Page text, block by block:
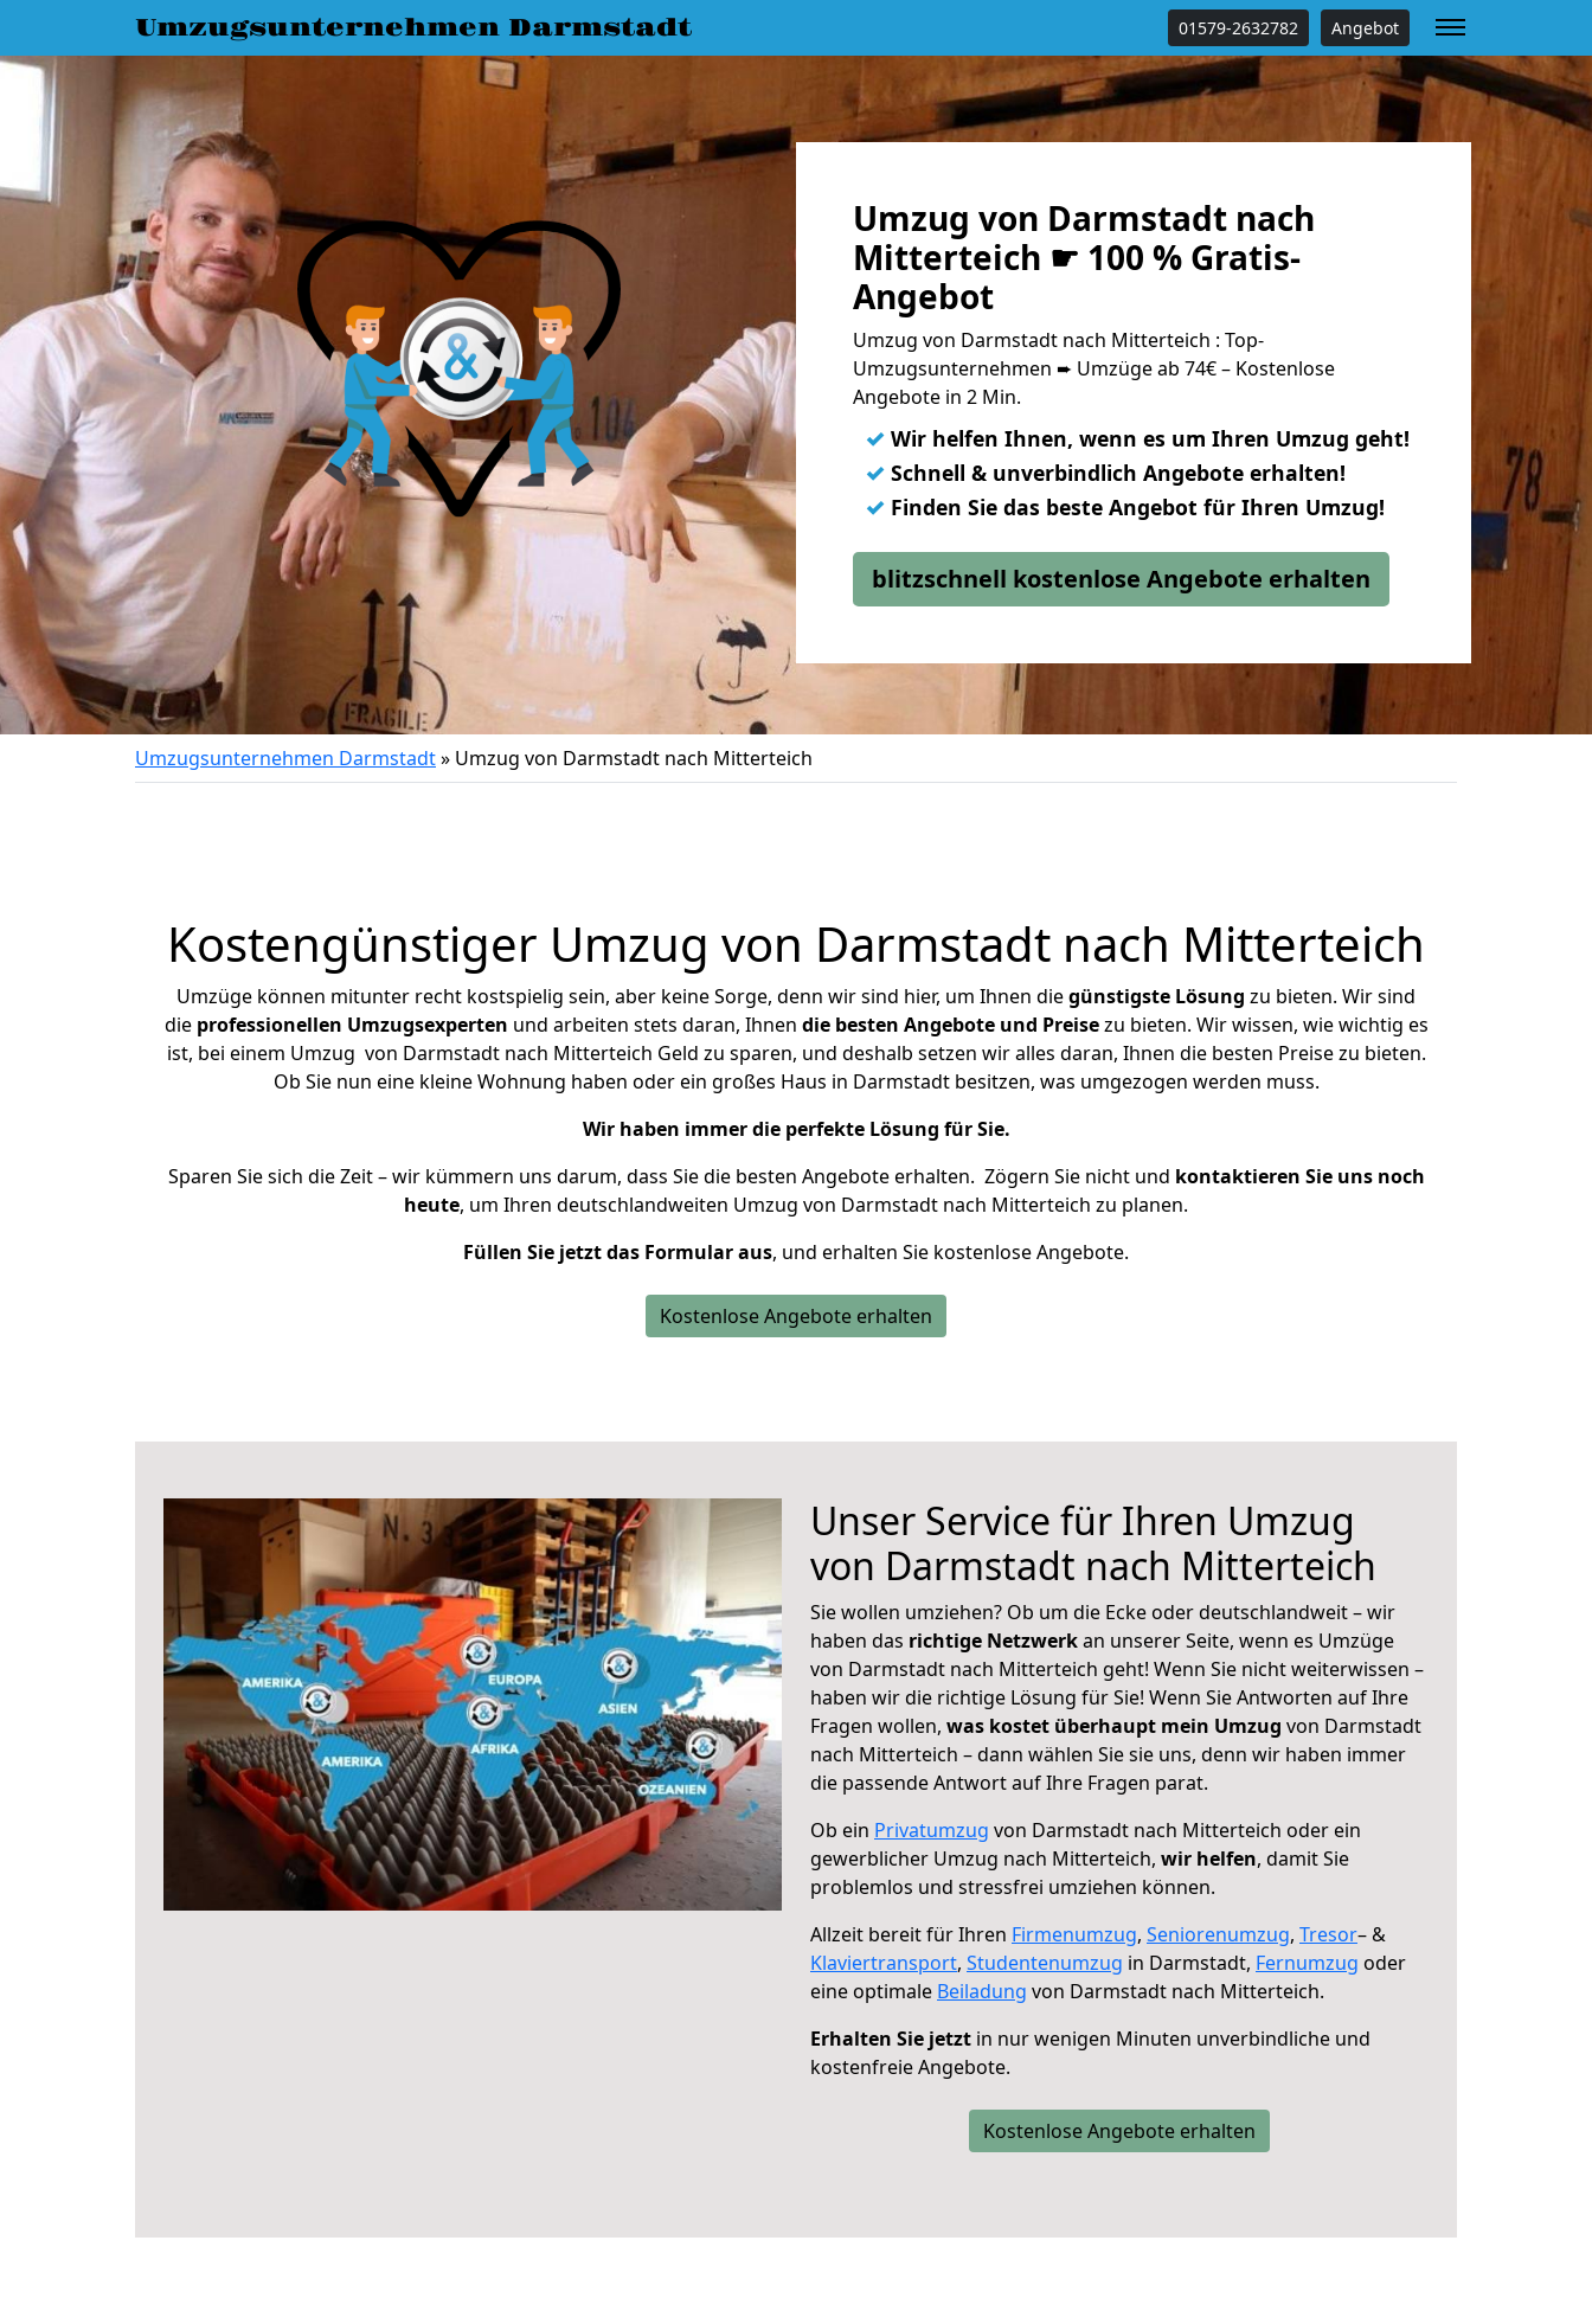
Umzugsunternehmen Darmstadt 01579-2632782 Angebot
Umzug von Darmstadt nach
Mitterteich ☛ 100 % Gratis-
Angebot
Umzug von Darmstadt nach Mitterteich : Top-
Umzugsunternehmen ➨ Umzüge ab 74€ – Kostenlose
Angebote in 2 Min.
✓ Wir helfen Ihnen, wenn es um Ihren Umzug geht!
✓ Schnell & unverbindlich Angebote erhalten!
✓ Finden Sie das beste Angebot für Ihren Umzug!
blitzschnell kostenlose Angebote erhalten
Umzugsunternehmen Darmstadt» Umzug von Darmstadt nach Mitterteich
Kostengünstiger Umzug von Darmstadt nach Mitterteich
Umzüge können mitunter recht kostspielig sein, aber keine Sorge, denn wir sind hier, um Ihnen diegünstigste Lösung zu bieten. Wir sind
die professionellen Umzugsexperten und arbeiten stets daran, Ihnen die besten Angebote und Preisezu bieten. Wir wissen, wie wichtig es
ist, bei einem Umzug von Darmstadt nach Mitterteich Geld zu sparen, und deshalb setzen wir alles daran, Ihnen die besten Preise zu bieten.
Ob Sie nun eine kleine Wohnung haben oder ein großes Haus in Darmstadt besitzen, was umgezogen werden muss.
Wir haben immer die perfekte Lösung für Sie.
Sparen Sie sich die Zeit – wir kümmern uns darum, dass Sie die besten Angebote erhalten. Zögern Sie nicht und kontaktieren Sie uns noch
heute, um Ihren deutschlandweiten Umzug von Darmstadt nach Mitterteich zu planen.
Füllen Sie jetzt das Formular aus, und erhalten Sie kostenlose Angebote.
Kostenlose Angebote erhalten
Unser Service für Ihren Umzug
von Darmstadt nach Mitterteich
Sie wollen umziehen? Ob um die Ecke oder deutschlandweit – wir
haben das richtige Netzwerkan unserer Seite, wenn es Umzüge
von Darmstadt nach Mitterteich geht! Wenn Sie nicht weiterwissen –
haben wir die richtige Lösung für Sie! Wenn Sie Antworten auf Ihre
Fragen wollen, was kostet überhaupt mein Umzug von Darmstadt
nach Mitterteich – dann wählen Sie sie uns, denn wir haben immer
die passende Antwort auf Ihre Fragen parat.
Ob ein Privatumzug von Darmstadt nach Mitterteich oder ein
gewerblicher Umzug nach Mitterteich, wir helfen, damit Sie
problemlos und stressfrei umziehen können.
Allzeit bereit für Ihren Firmenumzug, Seniorenumzug, Tresor– &
Klaviertransport, Studentenumzug in Darmstadt, Fernumzug oder
eine optimale Beiladung von Darmstadt nach Mitterteich.
Erhalten Sie jetzt in nur wenigen Minuten unverbindliche und
kostenfreie Angebote.
Kostenlose Angebote erhalten